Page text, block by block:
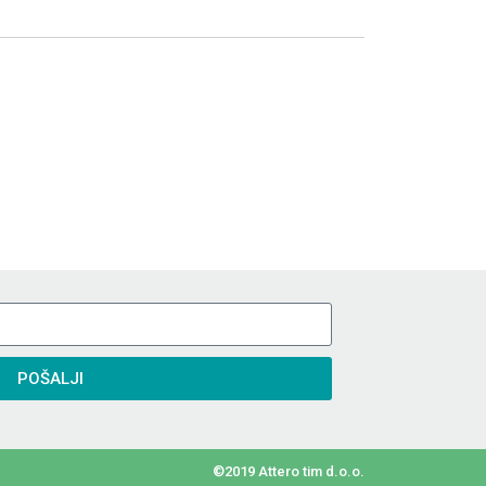
POŠALJI
©2019 Attero tim d.o.o.